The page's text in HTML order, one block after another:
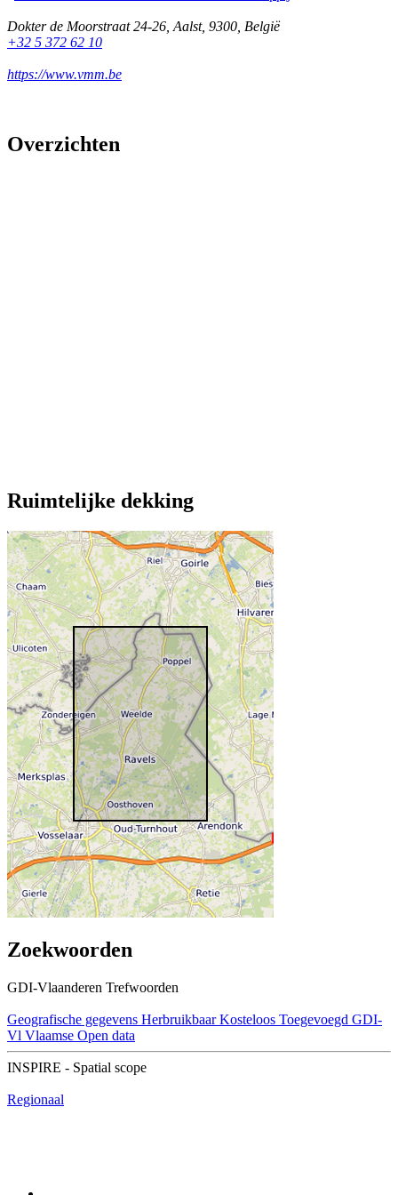
Dokter de Moorstraat 24-26 Aalst, 9300 België
+32 5 372 62 10
https://www.vmm.be
Overzichten
Ruimtelijke dekking
Zoekwoorden
GDI-Vlaanderen Trefwoorden
Geografische gegevens Herbruikbaar Kosteloos Toegevoegd GDI-
Vl Vlaamse Open data
INSPIRE - Spatial scope
Regionaal